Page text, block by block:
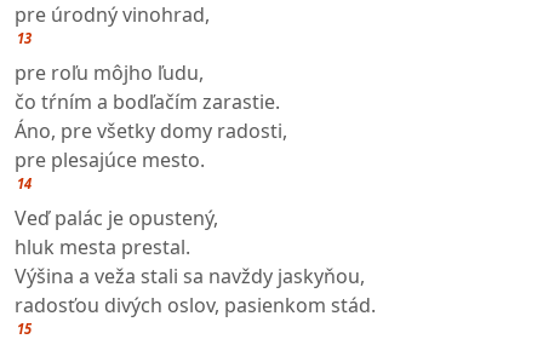
pre úrodný vinohrad,
13
pre roľu môjho ľudu,
čo tŕním a bodľačím zarastie.
Áno, pre všetky domy radosti,
pre plesajúce mesto.
14
Veď palác je opustený,
hluk mesta prestal.
Výšina a veža stali sa navždy jaskyňou,
radosťou divých oslov, pasienkom stád.
15